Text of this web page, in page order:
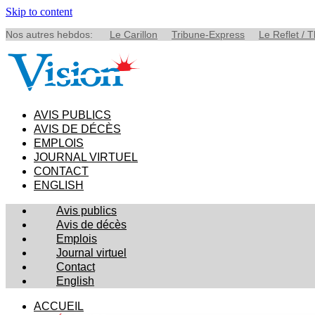
Skip to content
Nos autres hebdos: Le Carillon Tribune-Express Le Reflet /
AVIS PUBLICS
AVIS DE DÉCÈS
EMPLOIS
JOURNAL VIRTUEL
CONTACT
ENGLISH
Avis publics
Avis de décès
Emplois
Journal virtuel
Contact
English
ACCUEIL